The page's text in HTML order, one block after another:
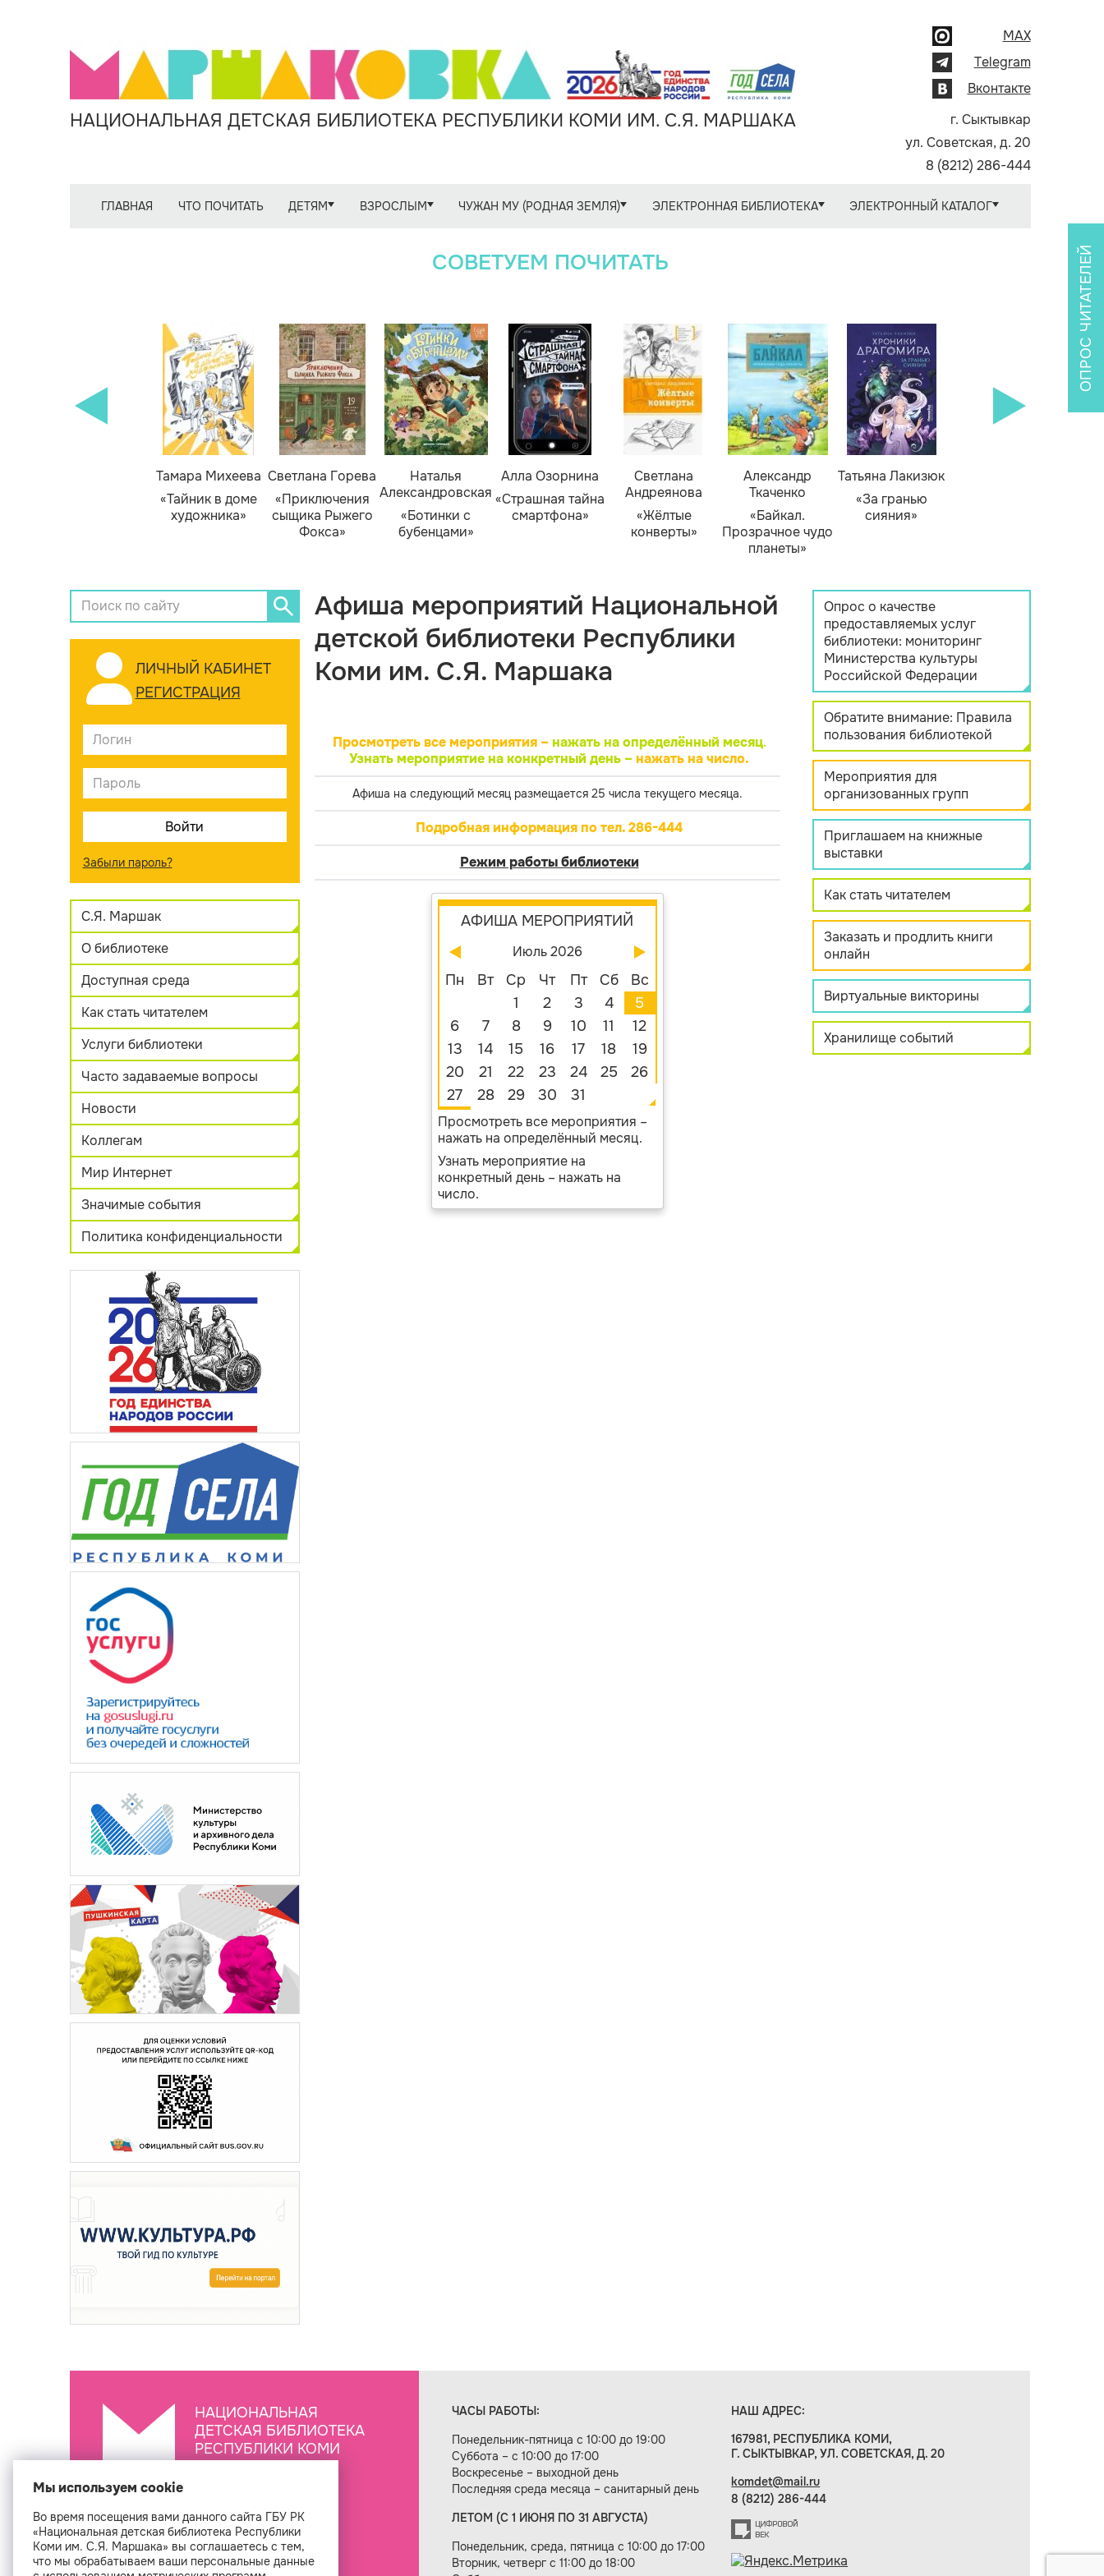
НАЦИОНАЛЬНАЯ ДЕТСКАЯ БИБЛИОТЕКА РЕСПУБЛИКИ КОМИ ИМ. С.Я. МАРШАКА
MAX
Telegram
Вконтакте
г. Сыктывкар
ул. Советская, д. 20
8 (8212) 286-444
ГЛАВНАЯ ЧТО ПОЧИТАТЬ ДЕТЯМ ВЗРОСЛЫМ ЧУЖАН МУ (РОДНАЯ ЗЕМЛЯ) ЭЛЕКТРОННАЯ БИБЛИОТЕКА ЭЛЕКТРОННЫЙ КАТАЛОГ
СОВЕТУЕМ ПОЧИТАТЬ
Тамара Михеева
«Тайник в доме
художника»
Светлана Горева
«Приключения
сыщика Рыжего
Фокса»
Наталья
Александровская
«Ботинки с
бубенцами»
Алла Озорнина
«Страшная тайна
смартфона»
Светлана
Андреянова
«Жёлтые
конверты»
Александр
Ткаченко
«Байкал.
Прозрачное чудо
планеты»
Татьяна Лакизюк
«За гранью
сияния»
ЛИЧНЫЙ КАБИНЕТ
РЕГИСТРАЦИЯ
Забыли пароль?
С.Я. Маршак
О библиотеке
Доступная среда
Как стать читателем
Услуги библиотеки
Часто задаваемые вопросы
Новости
Коллегам
Мир Интернет
Значимые события
Политика конфиденциальности
Афиша мероприятий Национальной
детской библиотеки Республики
Коми им. С.Я. Маршака
Просмотреть все мероприятия – нажать на определённый месяц.
Узнать мероприятие на конкретный день –нажать на число.
Афиша на следующий месяц размещается 25 числа текущего месяца.
Подробная информация по тел. 286-444
Режим работы библиотеки
АФИША МЕРОПРИЯТИЙ
Июль 2026
Пн Вт Ср Чт Пт Сб
Вс
1
2 3 4
5
6
7 8 9 10 11
12
13
14 15 16 17 18
19
20
21 22 23 24 25
26
27
28 29 30 31
Просмотреть все мероприятия –
нажать на определённый месяц.
Узнать мероприятие на
конкретный день – нажать на
число.
ОПРОС ЧИТАТЕЛЕЙ
Опрос о качестве
предоставляемых услуг
библиотеки: мониторинг
Министерства культуры
Российской Федерации
Обратите внимание: Правила
пользования библиотекой
Мероприятия для
организованных групп
Приглашаем на книжные
выставки
Как стать читателем
Заказать и продлить книги
онлайн
Виртуальные викторины
Хранилище событий
НАЦИОНАЛЬНАЯ
ДЕТСКАЯ БИБЛИОТЕКА
РЕСПУБЛИКИ КОМИ
ЧАСЫ РАБОТЫ:
Понедельник-пятница с 10:00 до 19:00
Суббота – с 10:00 до 17:00
Воскресенье – выходной день
Последняя среда месяца – санитарный день
ЛЕТОМ (С 1 ИЮНЯ ПО 31 АВГУСТА)
Понедельник, среда, пятница с 10:00 до 17:00
Вторник, четверг с 11:00 до 18:00
НАШ АДРЕС:
167981, РЕСПУБЛИКА КОМИ,
Г. СЫКТЫВКАР, УЛ. СОВЕТСКАЯ, Д. 20
komdet@mail.ru
8 (8212) 286-444
Создание сайта — веб-студия «Цифровой век»
Мы используем cookie
Во время посещения вами данного сайта ГБУ РК
«Национальная детская библиотека Республики
Коми им. С.Я. Маршака» вы соглашаетесь с тем,
что мы обрабатываем ваши персональные данные